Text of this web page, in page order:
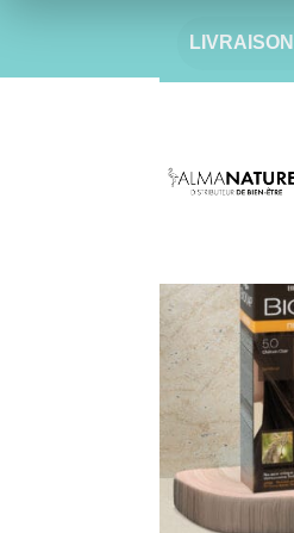
Accueil/
6.0